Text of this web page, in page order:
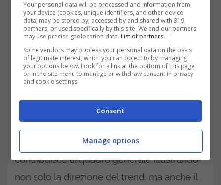
dell’indicatore sono spesso colorate di nero
e l’ADX è la linea principale dell’indicatore. È
possibile visualizzare un totale di due linee
aggiuntive, ma non è necessario.
Queste due linee sono denominate DI+ e
. Una colorazione comune per queste
linee è il rosso, mentre il colore solitamente
utilizzato è il verde. Ciascuna delle tre linee
contribuisce al quadro generale illustrando
non solo la direzione del trend, ma anche il
Your personal data will be processed and information from
your device (cookies, unique identifiers, and other device
data) may be stored by, accessed by and shared with 319
partners, or used specifically by this site. We and our partners
may use precise geolocation data. List of partners.
Some vendors may process your personal data on the basis
of legitimate interest, which you can object to by managing
your options below. Look for a link at the bottom of this page
or in the site menu to manage or withdraw consent in privacy
and cookie settings.
Consent
Manage options